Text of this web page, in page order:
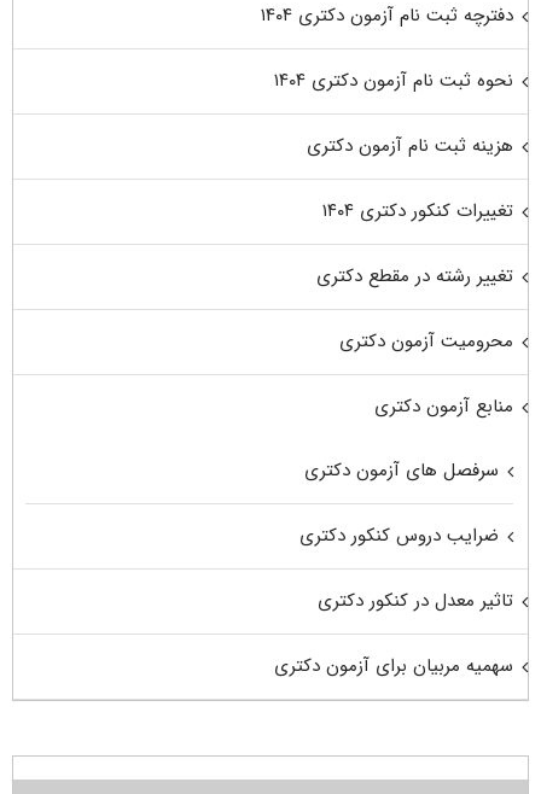
دفترچه ثبت نام آزمون دکتری ۱۴۰۴
نحوه ثبت نام آزمون دکتری ۱۴۰۴
هزینه ثبت نام آزمون دکتری
تغییرات کنکور دکتری ۱۴۰۴
تغییر رشته در مقطع دکتری
محرومیت آزمون دکتری
منابع آزمون دکتری
سرفصل های آزمون دکتری
ضرایب دروس کنکور دکتری
تاثیر معدل در کنکور دکتری
سهمیه مربیان برای آزمون دکتری